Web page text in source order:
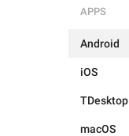
APPS
Android
iOS
TDesktop
macOS